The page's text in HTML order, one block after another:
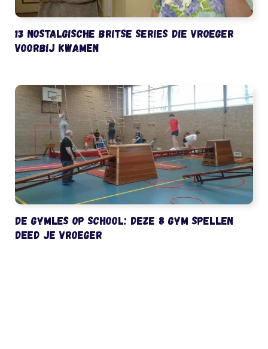
13 nostalgische Britse series die vroeger
voorbij kwamen
De gymles op school: deze 8 gym spellen
deed je vroeger